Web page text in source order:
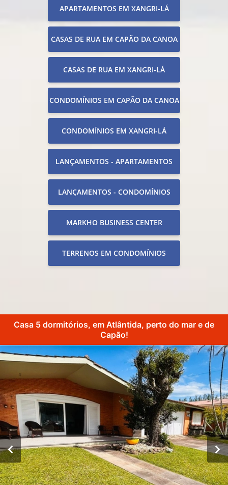
APARTAMENTOS EM XANGRI-LÁ
CASAS DE RUA EM CAPÃO DA CANOA
CASAS DE RUA EM XANGRI-LÁ
CONDOMÍNIOS EM CAPÃO DA CANOA
CONDOMÍNIOS EM XANGRI-LÁ
LANÇAMENTOS - APARTAMENTOS
LANÇAMENTOS - CONDOMÍNIOS
MARKHO BUSINESS CENTER
TERRENOS EM CONDOMÍNIOS
Casa 5 dormitórios, em Atlântida, perto do mar e de
Capão!